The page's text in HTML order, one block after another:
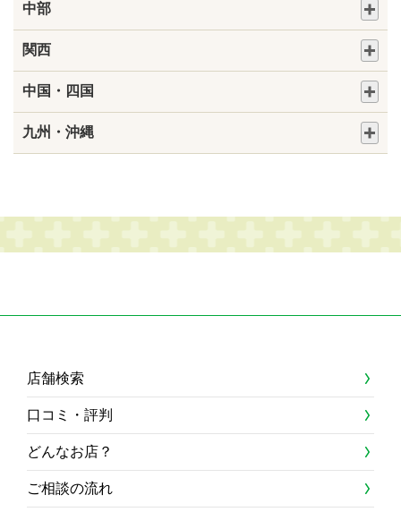
中部
関西
中国・四国
九州・沖縄
店舗検索
口コミ・評判
どんなお店？
ご相談の流れ